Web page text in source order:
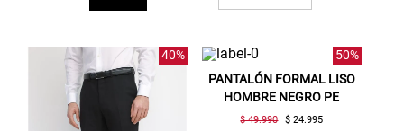
40% 50%
PANTALÓN FORMAL LISO
HOMBRE NEGRO PE
$ 49.990 $ 24.995